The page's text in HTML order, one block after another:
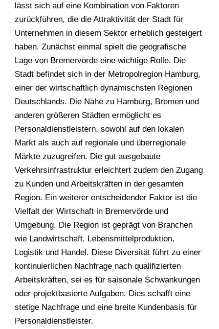
lässt sich auf eine Kombination von Faktoren
zurückführen, die die Attraktivität der Stadt für
Unternehmen in diesem Sektor erheblich gesteigert
haben. Zunächst einmal spielt die geografische
Lage von Bremervörde eine wichtige Rolle. Die
Stadt befindet sich in der Metropolregion Hamburg,
einer der wirtschaftlich dynamischsten Regionen
Deutschlands. Die Nähe zu Hamburg, Bremen und
anderen größeren Städten ermöglicht es
Personaldienstleistern, sowohl auf den lokalen
Markt als auch auf regionale und überregionale
Märkte zuzugreifen. Die gut ausgebaute
Verkehrsinfrastruktur erleichtert zudem den Zugang
zu Kunden und Arbeitskräften in der gesamten
Region. Ein weiterer entscheidender Faktor ist die
Vielfalt der Wirtschaft in Bremervörde und
Umgebung. Die Region ist geprägt von Branchen
wie Landwirtschaft, Lebensmittelproduktion,
Logistik und Handel. Diese Diversität führt zu einer
kontinuierlichen Nachfrage nach qualifizierten
Arbeitskräften, sei es für saisonale Schwankungen
oder projektbasierte Aufgaben. Dies schafft eine
stetige Nachfrage und eine breite Kundenbasis für
Personaldienstleister.